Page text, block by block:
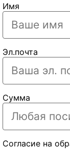
Имя
Эл.почта
Сумма
Согласие на